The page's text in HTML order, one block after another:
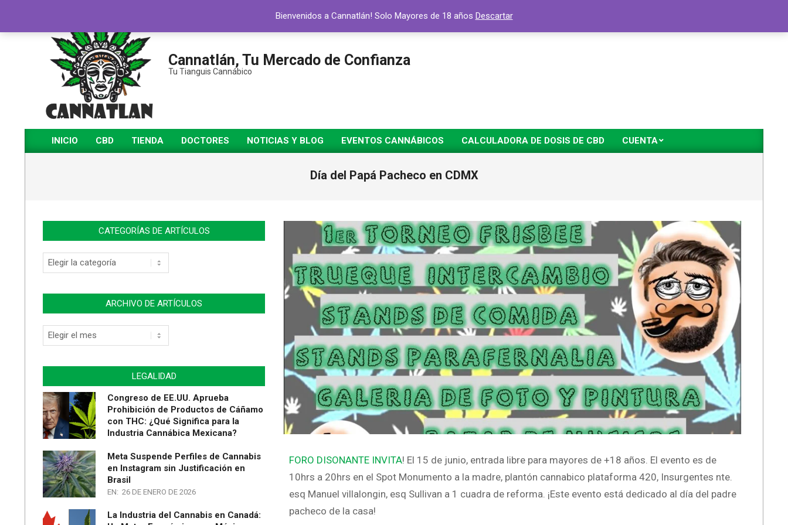
Cannatlán, Tu Mercado de Confianza
Tu Tianguis Cannábico
INICIO CBD TIENDA DOCTORES NOTICIAS Y BLOG EVENTOS CANNÁBICOS CALCULADORA DE DOSIS DE CBD CUENTA
Día del Papá Pacheco en CDMX
FORO DISONANTE INVITA! El 15 de junio, entrada libre para mayores de +18 años. El evento es de
10hrs a 20hrs en el Spot Monumento a la madre, plantón cannabico plataforma 420, Insurgentes nte.
esq Manuel villalongin, esq Sullivan a 1 cuadra de reforma. ¡Este evento está dedicado al día del padre
pacheco de la casa!
CATEGORÍAS DE ARTÍCULOS
ARCHIVO DE ARTÍCULOS
LEGALIDAD
Congreso de EE.UU. Aprueba
Prohibición de Productos de Cáñamo
con THC: ¿Qué Significa para la
Industria Cannábica Mexicana?
Meta Suspende Perfiles de Cannabis
en Instagram sin Justificación en
Brasil
EN: 26 DE ENERO DE 2026
La Industria del Cannabis en Canadá:
Bienvenidos a Cannatlán! Solo Mayores de 18 años Descartar